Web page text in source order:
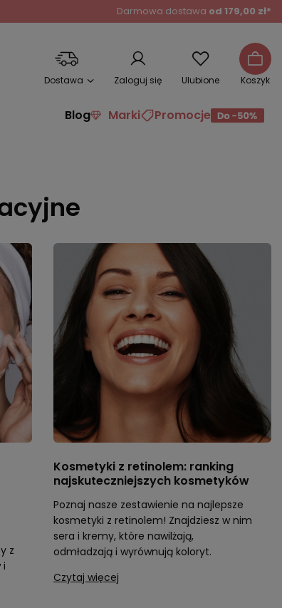
Darmowa dostawa od 179,00 zł*
Dostawa Zaloguj się Ulubione Koszyk
Blog Marki Promocje
z
i
Kosmetyki z retinolem: ranking
najskuteczniejszych kosmetyków
Poznaj nasze zestawienie na najlepsze
kosmetyki z retinolem! Znajdziesz w nim
sera i kremy, które nawilżają,
odmładzają i wyrównują koloryt.
Czytaj więcej